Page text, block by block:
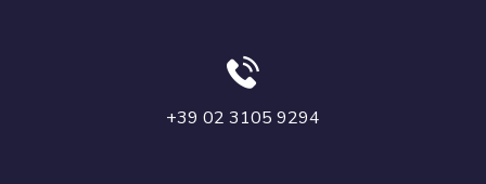
+39 02 3105 9294